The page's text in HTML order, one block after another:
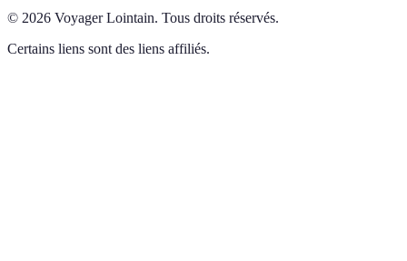
© 2026 Voyager Lointain. Tous droits réservés.
Certains liens sont des liens affiliés.